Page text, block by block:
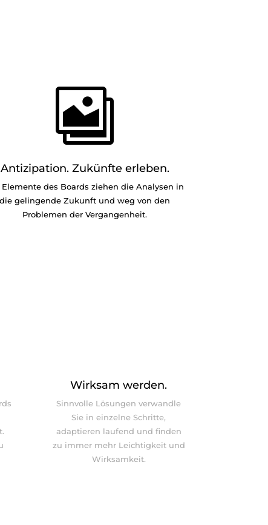

Antizipation. Zukünfte erleben.
Elemente des Boards ziehen die Analysen in
die gelingende Zukunft und weg von den
Problemen der Vergangenheit.
Wirksam werden.
Sinnvolle Lösungen verwandle
Sie in einzelne Schritte,
adaptieren laufend und finden
zu immer mehr Leichtigkeit und
Wirksamkeit.